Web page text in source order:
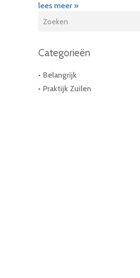
lees meer »
Categorieën
Belangrijk
Praktijk Zuilen